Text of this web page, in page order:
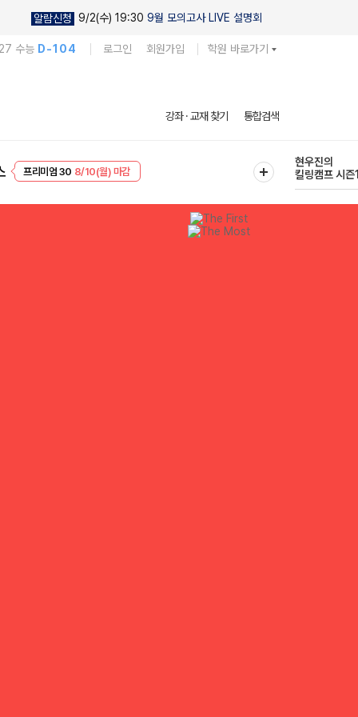
알람신청 9/2(수) 19:30 9월 모의고사 LIVE 설명회
수능 D-104 로그인 회원가입 학원 바로가기
강좌 · 교재 찾기 통합검색
프리미엄 30 8/10(월) 마감
현우진의
킬링캠프 시즌